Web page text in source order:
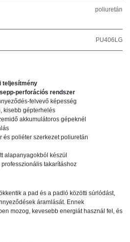
poliuretán
PU406LG
teljesítmény
perforációs rendszer
felvevő képesség
kisebb gépterhelés
akkumulátoros gépeknél
és poliéter szerkezet poliuretán
alapanyagokból készül
takarításhoz
a pad és a padló közötti súrlódást,
áramlását. Ennek
mozog, kevesebb energiát használ fel, és